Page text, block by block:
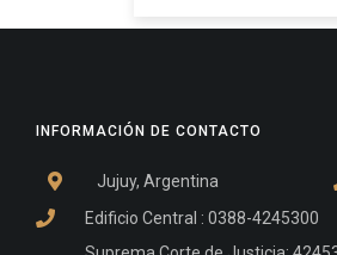
INFORMACIÓN DE CONTACTO
Jujuy, Argentina
Edificio Central : 0388-4245300